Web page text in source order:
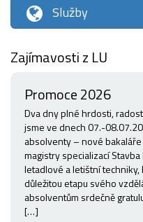
Služby
Zajímavosti z LU
Promoce 2026
Dva dny plné hrdosti,
jsme ve dnech 07.-
absolventy – nové
magistry specializací
letadlové a letištní
důležitou etapu svého
absolventům srdečně
[…]